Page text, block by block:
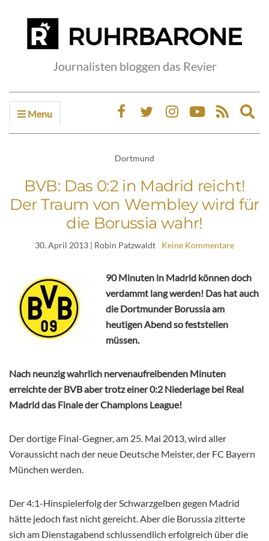
Journalisten bloggen das Revier
Menu
Dortmund
BVB: Das 0:2 in Madrid reicht!
Der Traum von Wembley wird für
die Borussia wahr!
30. April 2013 | Robin Patzwaldt Keine Kommentare
90 Minuten in Madrid können doch
verdammt lang werden! Das hat auch
die Dortmunder Borussia am
heutigen Abend so feststellen
müssen.
Nach neunzig wahrlich nervenaufreibenden Minuten
erreichte der BVB aber trotz einer 0:2 Niederlage bei Real
Madrid das Finale der Champions League!
Der dortige Final-Gegner, am 25. Mai 2013, wird aller
Voraussicht nach der neue Deutsche Meister, der FC Bayern
München werden.
Der 4:1-Hinspielerfolg der Schwarzgelben gegen Madrid
hätte jedoch fast nicht gereicht. Aber die Borussia zitterte
sich am Dienstagabend schlussendlich erfolgreich über die